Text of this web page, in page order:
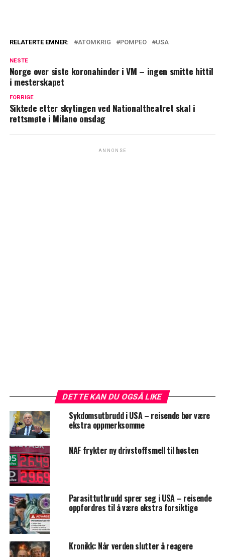
RELATERTE EMNER: ATOMKRIG POMPEO USA
NESTE
Norge over siste koronahinder i VM – ingen smitte hittil
i mesterskapet
FORRIGE
Siktede etter skytingen ved Nationaltheatret skal i
rettsmøte i Milano onsdag
ANNONSE
DETTE KAN DU OGSÅ LIKE
Sykdomsutbrudd i USA – reisende bør være
ekstra oppmerksomme
NAF frykter ny drivstoffsmell til høsten
Parasittutbrudd sprer seg i USA – reisende
oppfordres til å være ekstra forsiktige
Kronikk: Når verden slutter å reagere